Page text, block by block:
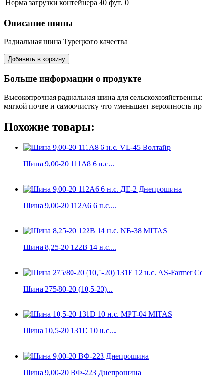
Норма загрузки контейнера 40 фут. 0
Описание шины
Радиальная шина Турецкого качества
Больше информации о продукте
Высокопрочная радиальная шина для
мягкой почве и самоочистку что уменьшает вероятность
Похожие товары:
Шина 9,00-20 111А8 6 н.с....
Шина 9,00-20 112A6 6 н.с....
Шина 8,25-20 122B 14 н.с....
Шина 275/80-20 (10,5-20)...
Шина 10,5-20 131D 10 н.с....
Шина 9,00-20 ВФ-223 Днепрошина